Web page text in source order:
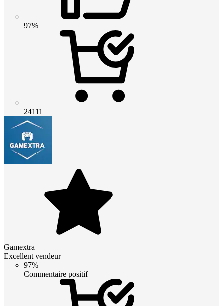
97%
24111
Gamextra
Excellent vendeur
97%
Commentaire positif